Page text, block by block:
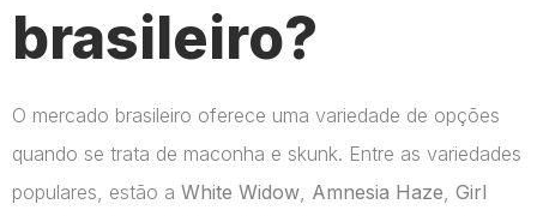
brasileiro?
O mercado brasileiro oferece uma variedade de opções
quando se trata de maconha e skunk. Entre as variedades
populares, estão a White Widow Amnesia Haze Girl